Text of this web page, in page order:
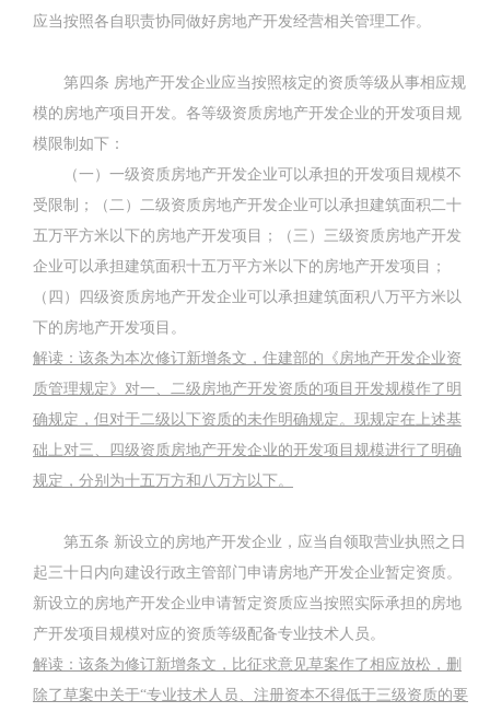
应当按照各自职责协同做好房地产开发经营相关管理工作。
第四条 房地产开发企业应当按照核定的资质等级从事相应规
模的房地产项目开发。各等级资质房地产开发企业的开发项目规
模限制如下：
（一）一级资质房地产开发企业可以承担的开发项目规模不
受限制；（二）二级资质房地产开发企业可以承担建筑面积二十
五万平方米以下的房地产开发项目；（三）三级资质房地产开发
企业可以承担建筑面积十五万平方米以下的房地产开发项目；
（四）四级资质房地产开发企业可以承担建筑面积八万平方米以
下的房地产开发项目。
解读：该条为本次修订新增条文，住建部的《房地产开发企业资
质管理规定》对一、二级房地产开发资质的项目开发规模作了明
确规定，但对于二级以下资质的未作明确规定。现规定在上述基
础上对三、四级资质房地产开发企业的开发项目规模进行了明确
规定，分别为十五万方和八万方以下。
第五条 新设立的房地产开发企业，应当自领取营业执照之日
起三十日内向建设行政主管部门申请房地产开发企业暂定资质。
新设立的房地产开发企业申请暂定资质应当按照实际承担的房地
产开发项目规模对应的资质等级配备专业技术人员。
解读：该条为修订新增条文，比征求意见草案作了相应放松，删
除了草案中关于“专业技术人员、注册资本不得低于三级资质的要